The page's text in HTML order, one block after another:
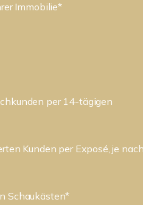
Immobilie*
per 14-tägigen
Kunden per Exposé, je nach
Schaukästen*